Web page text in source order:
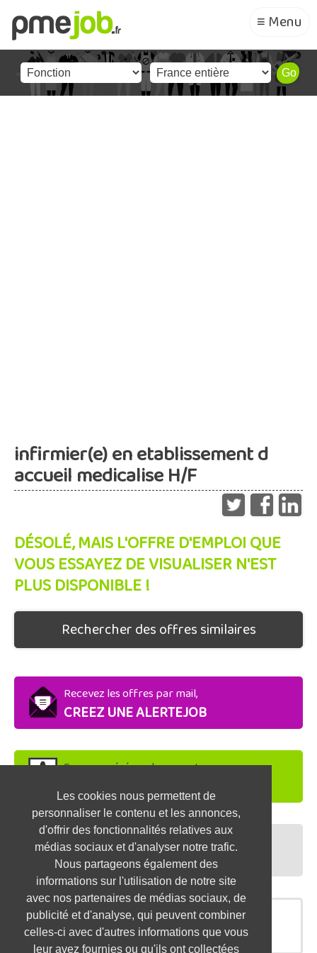
Les cookies nous permettent de
personnaliser le contenu et les annonces,
d'offrir des fonctionnalités relatives aux
médias sociaux et d'analyser notre trafic.
Nous partageons également des
informations sur l'utilisation de notre site
avec nos partenaires de médias sociaux, de
publicité et d'analyse, qui peuvent combiner
celles-ci avec d'autres informations que vous
leur avez fournies ou qu'ils ont collectées
≡ Menu
infirmier(e) en etablissement d
accueil medicalise H/F
DÉSOLÉ, MAIS L'OFFRE D'EMPLOI QUE
VOUS ESSAYEZ DE VISUALISER N'EST
PLUS DISPONIBLE !
Rechercher des offres similaires
Recevez les offres par mail,
CREEZ UNE ALERTEJOB
Soyez repéré par les recruteurs,
DEPOSEZ VOTRE CV
Préparez vos entretiens,
TESTEZ-VOUS
OFFRES SIMILAIRES